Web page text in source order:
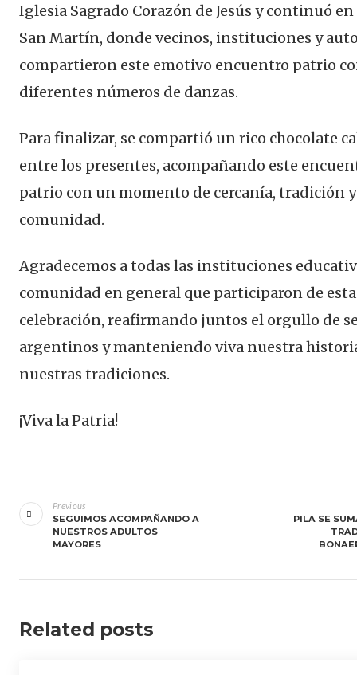
Iglesia Sagrado Corazón de Jesús y continuó en
San Martín, donde vecinos, instituciones y
compartieron este emotivo encuentro patrio
diferentes números de danzas.
Para finalizar, se compartió un rico chocolate
entre los presentes, acompañando este
patrio con un momento de cercanía, tradición y
comunidad.
Agradecemos a todas las instituciones
comunidad en general que participaron de esta
celebración, reafirmando juntos el orgullo de
argentinos y manteniendo viva nuestra
nuestras tradiciones.
¡Viva la Patria!
de
entradas
Previous
SEGUIMOS ACOMPAÑANDO A
NUESTROS ADULTOS
MAYORES
PILA SE
Related posts